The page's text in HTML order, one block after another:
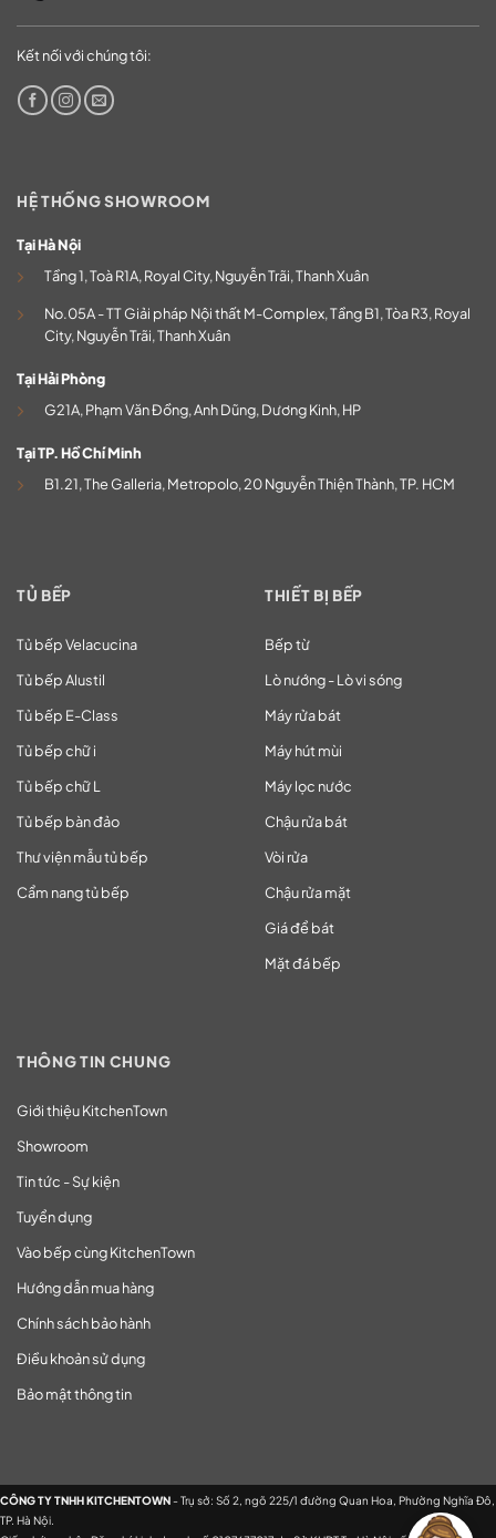
Kết nối với chúng tôi:
HỆ THỐNG SHOWROOM
Tại Hà Nội
Tầng 1, Toà R1A, Royal City, Nguyễn Trãi, Thanh Xuân
No.05A - TT Giải pháp Nội thất M-Complex, Tầng B1, Tòa R3, Royal
City, Nguyễn Trãi, Thanh Xuân
Tại Hải Phòng
G21A, Phạm Văn Đồng, Anh Dũng, Dương Kinh, HP
Tại TP. Hồ Chí Minh
B1.21, The Galleria, Metropolo, 20 Nguyễn Thiện Thành, TP. HCM
TỦ BẾP
Tủ bếp Velacucina
Tủ bếp Alustil
Tủ bếp E-Class
Tủ bếp chữ i
Tủ bếp chữ L
Tủ bếp bàn đảo
Thư viện mẫu tủ bếp
Cẩm nang tủ bếp
THIẾT BỊ BẾP
Bếp từ
Lò nướng - Lò vi sóng
Máy rửa bát
Máy hút mùi
Máy lọc nước
Chậu rửa bát
Vòi rửa
Chậu rửa mặt
Giá để bát
Mặt đá bếp
THÔNG TIN CHUNG
Giới thiệu KitchenTown
Showroom
Tin tức - Sự kiện
Tuyển dụng
Vào bếp cùng KitchenTown
Hướng dẫn mua hàng
Chính sách bảo hành
Điều khoản sử dụng
Bảo mật thông tin
CÔNG TY TNHH KITCHENTOWN- Trụ sở: Số 2, ngõ 225/1 đường Quan Hoa, Phường Nghĩa Đô,
TP. Hà Nội.